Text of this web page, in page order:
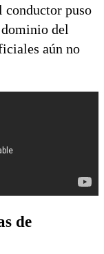
conductor puso
del
aún no
de